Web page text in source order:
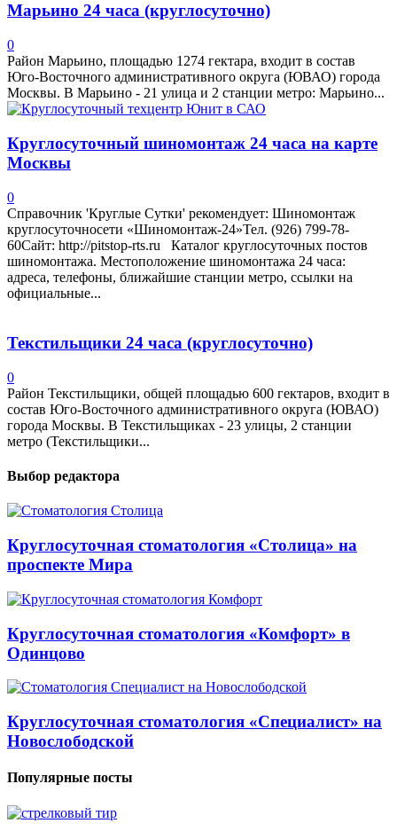
Марьино 24 часа (круглосуточно)
0
Район Марьино, площадью 1274 гектара, входит в состав
Юго-Восточного административного округа (ЮВАО) города
Москвы. В Марьино - 21 улица и 2 станции метро: Марьино...
Круглосуточный шиномонтаж 24 часа на карте
Москвы
0
Справочник 'Круглые Сутки' рекомендует: Шиномонтаж
круглосуточносети «Шиномонтаж-24»Тел. (926) 799-78-
60Сайт: http://pitstop-rts.ru Каталог круглосуточных постов
шиномонтажа. Местоположение шиномонтажа 24 часа:
адреса, телефоны, ближайшие станции метро, ссылки на
официальные...
Текстильщики 24 часа (круглосуточно)
0
Район Текстильщики, общей площадью 600 гектаров, входит в
состав Юго-Восточного административного округа (ЮВАО)
города Москвы. В Текстильщиках - 23 улицы, 2 станции
метро (Текстильщики...
Выбор редактора
Круглосуточная стоматология «Столица» на
проспекте Мира
Круглосуточная стоматология «Комфорт» в
Одинцово
Круглосуточная стоматология «Специалист» на
Новослободской
Популярные посты